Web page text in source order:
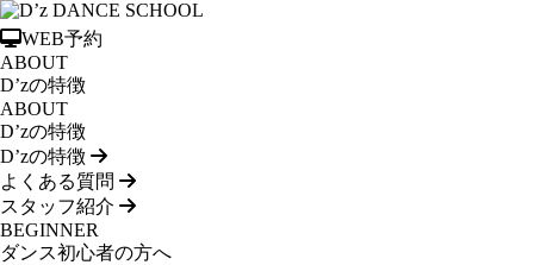
WEB予約
ABOUT
D’zの特徴
ABOUT
D’zの特徴
D’zの特徴
よくある質問
スタッフ紹介
BEGINNER
ダンス初心者の方へ